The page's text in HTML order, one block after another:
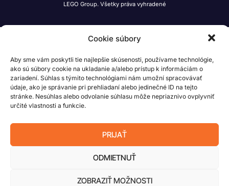
Cookie súbory
Aby sme vám poskytli tie najlepšie skúsenosti, používame technológie,
ako sú súbory cookie na ukladanie a/alebo prístup k informáciám o
zariadení. Súhlas s týmito technológiami nám umožní spracovávať
údaje, ako je správanie pri prehliadaní alebo jedinečné ID na tejto
stránke. Nesúhlas alebo odvolanie súhlasu môže nepriaznivo ovplyvniť
určité vlastnosti a funkcie.
PRIJAŤ
ODMIETNUŤ
ZOBRAZIŤ MOŽNOSTI
LEGO Group. Všetky práva vyhradené